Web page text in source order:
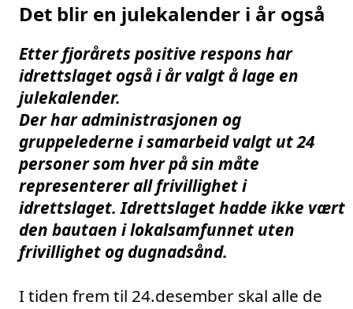
Det blir en julekalender i år også
Etter fjorårets positive respons har
idrettslaget også i år valgt å lage en
julekalender.
Der har administrasjonen og
gruppelederne i samarbeid valgt ut 24
personer som hver på sin måte
representerer all frivillighet i
idrettslaget. Idrettslaget hadde ikke vært
den bautaen i lokalsamfunnet uten
frivillighet og dugnadsånd.
I tiden frem til 24.desember skal alle de